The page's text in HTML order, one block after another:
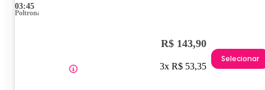
03:45
Poltrona
R$ 143,90
3x R$ 53,35
Selecionar